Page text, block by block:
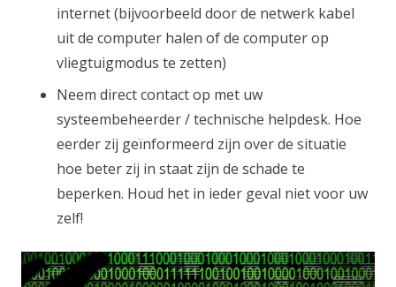
internet (bijvoorbeeld door de netwerk kabel
uit de computer halen of de computer op
vliegtuigmodus te zetten)
Neem direct contact op met uw
systeembeheerder / technische helpdesk. Hoe
eerder zij geïnformeerd zijn over de situatie
hoe beter zij in staat zijn de schade te
beperken. Houd het in ieder geval niet voor uw
zelf!